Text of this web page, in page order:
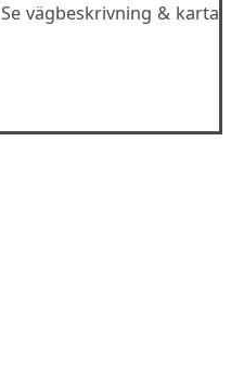
Se vägbeskrivning & karta